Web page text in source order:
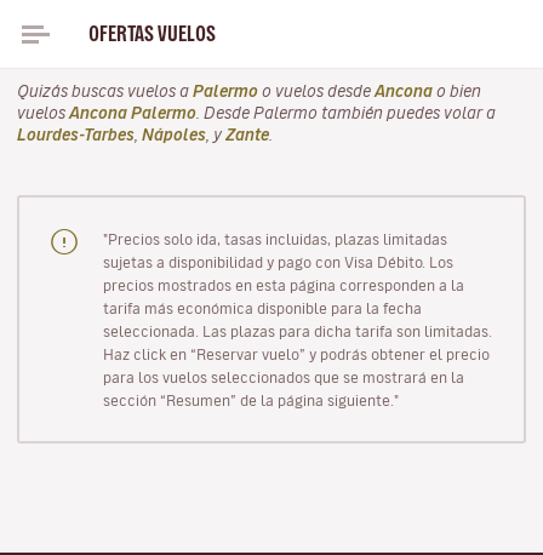
OFERTAS VUELOS
VUELOS A ANCONA PARA NAVIDAD DESDE SOLO
Quizás buscas vuelos a Palermo o vuelos desde Ancona o bien
vuelos Ancona Palermo . Desde Palermo también puedes volar a
Lourdes-Tarbes Nápoles , y Zante
"Precios solo ida, tasas incluidas, plazas limitadas
sujetas a disponibilidad y pago con Visa Débito. Los
precios mostrados en esta página corresponden a la
tarifa más económica disponible para la fecha
seleccionada. Las plazas para dicha tarifa son limitadas.
Haz click en “Reservar vuelo” y podrás obtener el precio
para los vuelos seleccionados que se mostrará en la
sección “Resumen” de la página siguiente."